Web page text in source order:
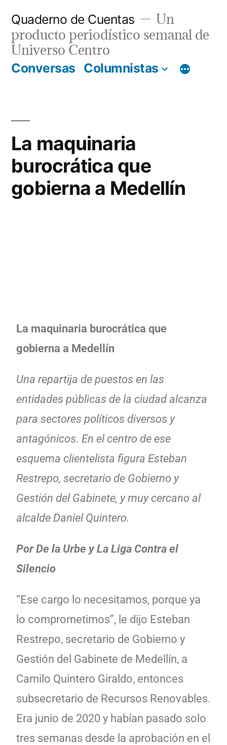
Quaderno de Cuentas
Un
producto periodístico semanal de
Universo Centro
Conversas Columnistas
La maquinaria
burocrática que
gobierna a Medellín
La maquinaria burocrática que
gobierna a Medellín
Una repartija de puestos en las
entidades públicas de la ciudad alcanza
para sectores políticos diversos y
antagónicos. En el centro de ese
esquema clientelista figura Esteban
Restrepo, secretario de Gobierno y
Gestión del Gabinete, y muy cercano al
alcalde Daniel Quintero.
Por De la Urbe y La Liga Contra el
Silencio
“Ese cargo lo necesitamos, porque ya
lo comprometimos”, le dijo Esteban
Restrepo, secretario de Gobierno y
Gestión del Gabinete de Medellín, a
Camilo Quintero Giraldo, entonces
subsecretario de Recursos Renovables.
Era junio de 2020 y habían pasado solo
tres semanas desde la aprobación en el